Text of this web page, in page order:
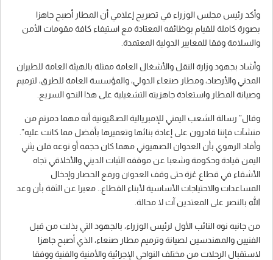
وأكد رئيس مجلس الوزراء في تصريح إعلامي أن المطار أصبح جاهزا
بصورة كاملة للقيام بوظائفه المعتادة مع استيفاء كافة مقومات الأمن
والسلامة وفقا للمعايير الدولية المعتمدة.
وأشاد بجهود وزارة النقل والأشغال العامة ممثلة بالهيئة العامة للطيران
المدني والأرصاد، ومطار صنعاء الدولي، والمؤسسة العامة للطرق، لترميم
وصيانة المطار واستعادة جاهزيته التشغيلية على هذا النحو السريع.
وقال” رسالة الشعب اليمني للإمبريالية الصـ8ـيونية أنه مهما دمرتم من
منشآت فإننا قادرون على إعادة بنائها وتعميرها بأفضل مما كانت عليه”.
وأفاد الرهوي بأن العدوان الصهيوني مهما كان حجمه أو نوعه فلن يثني
اليمن قيادة وحكومة وشعبا عن موقفه الثبات الديني والأخلاقي تجاه
الأشقاء في قطاع عْزة حتى وقف العدو|ن ورفع الحصار وإدخال
المساعدات والاحتياجات الأساسية لأبناء القطاع.. معبرا عن الثقة بأن وعد
الله بالنصر على المعتدين آت لا محالة.
من جانبه نوه النائب الأول لرئيس الوزراء، بالجهود التي بذلت من قبل
الفنيين والمهندسين لصيانة وترميم مطار صنعاء، الذي أصبح جاهزا
لاستقبال‎ الرحلات من مختلف النواحي الإجرائية والأمنية والفنية ووفقا